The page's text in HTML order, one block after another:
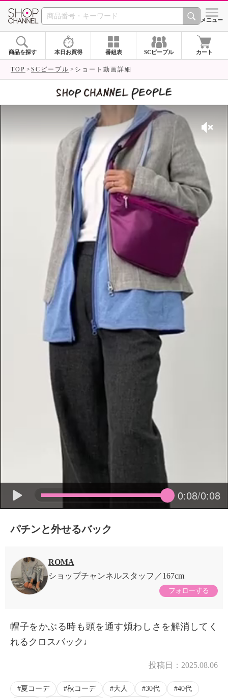
SHOP CHANNEL シメニュー
商品を探す 本日お買得 番組表 SCピープル カート
TOP SCピープル ショート動画詳細
0:08/0:08
パチンと外せるバック
ROMA
ショップチャンネルスタッフ
167cm
フォローする
帽子をかぶる時も頭を通す煩わしさを解消してく
れるクロスバック♩
投稿日： 2025.08.06
夏コーデ 秋コーデ 大人 30代
40代